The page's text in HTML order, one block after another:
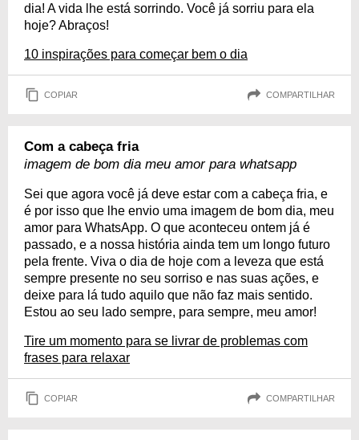
dia! A vida lhe está sorrindo. Você já sorriu para ela
hoje? Abraços!
10 inspirações para começar bem o dia
COPIAR COMPARTILHAR
Com a cabeça fria
imagem de bom dia meu amor para whatsapp
Sei que agora você já deve estar com a cabeça fria, e
é por isso que lhe envio uma imagem de bom dia, meu
amor para WhatsApp. O que aconteceu ontem já é
passado, e a nossa história ainda tem um longo futuro
pela frente. Viva o dia de hoje com a leveza que está
sempre presente no seu sorriso e nas suas ações, e
deixe para lá tudo aquilo que não faz mais sentido.
Estou ao seu lado sempre, para sempre, meu amor!
Tire um momento para se livrar de problemas com
frases para relaxar
COPIAR COMPARTILHAR